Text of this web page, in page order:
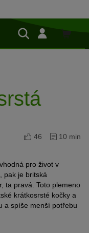
Do
46
10 min
pro život v
pak je britská
ta pravá. Toto plemeno
krátkosrsté kočky a
a spíše menší potřebu